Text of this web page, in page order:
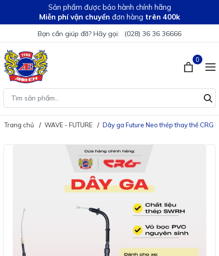
Sản phẩm được bảo hành chính hãng
Miễn phí vận chuyển đơn hàng trên 400k
Bạn cần giúp đỡ? Hãy gọi: (028) 36 36 36666
0
Trang chủ WAVE - FUTURE Dây ga Future Neo thép thay thế CRG